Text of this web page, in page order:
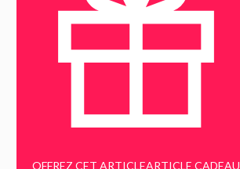
OFFREZ CET ARTICLEARTICLE CADEAU